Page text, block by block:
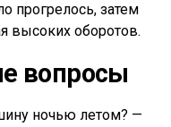
прогрелось, затем
высоких оборотов.
вопросы
ночью летом? —